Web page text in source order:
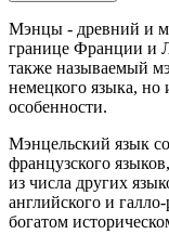
Мэнцы - древний и
границе Франции и
также называемый
немецкого языка, но
особенности.
Мэнцельский язык
французского
из числа других
английского и
богатом